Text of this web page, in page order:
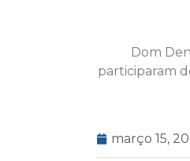
Dom
participaram
março 15,